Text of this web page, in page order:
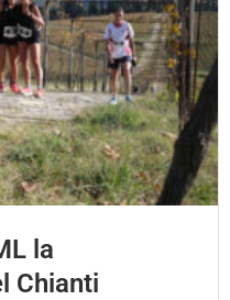
la
Chianti